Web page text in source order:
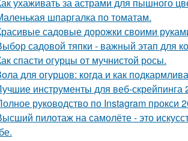
шпаргалка по томатам.
садовые дорожки своими
садовой тяпки - важный этап для
спасти огурцы от мучнистой росы.
для огурцов: когда и как
инструменты для веб-скрейпинга
руководство по Instagram прокси
пилотаж на самолёте - это